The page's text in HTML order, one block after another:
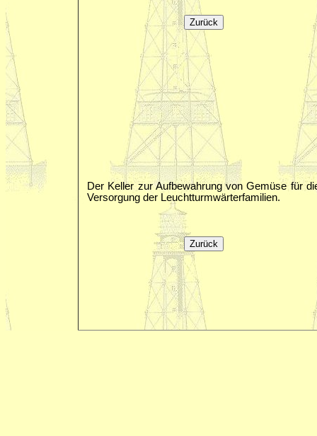
Der Keller zur Aufbewahrung von Gemüse für
Versorgung der Leuchtturmwärterfamilien.